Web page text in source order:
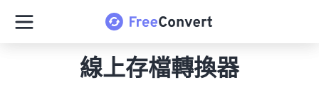
線上存檔轉換器